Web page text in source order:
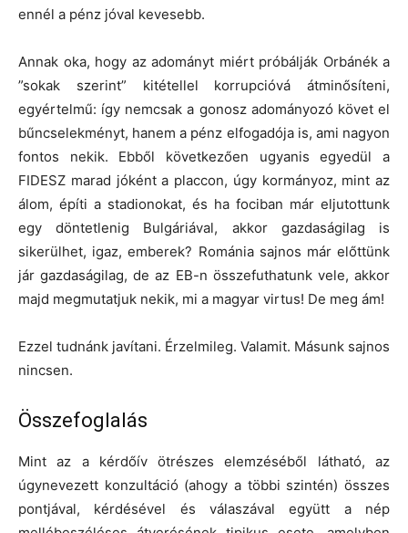
ennél a pénz jóval kevesebb.
Annak oka, hogy az adományt miért próbálják Orbánék a
”sokak szerint” kitétellel korrupcióvá átminősíteni,
egyértelmű: így nemcsak a gonosz adományozó követ el
bűncselekményt, hanem a pénz elfogadója is, ami nagyon
fontos nekik. Ebből következően ugyanis egyedül a
FIDESZ marad jóként a placcon, úgy kormányoz, mint az
álom, építi a stadionokat, és ha fociban már eljutottunk
egy döntetlenig Bulgáriával, akkor gazdaságilag is
sikerülhet, igaz, emberek? Románia sajnos már előttünk
jár gazdaságilag, de az EB-n összefuthatunk vele, akkor
majd megmutatjuk nekik, mi a magyar virtus! De meg ám!
Ezzel tudnánk javítani. Érzelmileg. Valamit. Másunk sajnos
nincsen.
Összefoglalás
Mint az a kérdőív ötrészes elemzéséből látható, az
úgynevezett konzultáció (ahogy a többi szintén) összes
pontjával, kérdésével és válaszával együtt a nép